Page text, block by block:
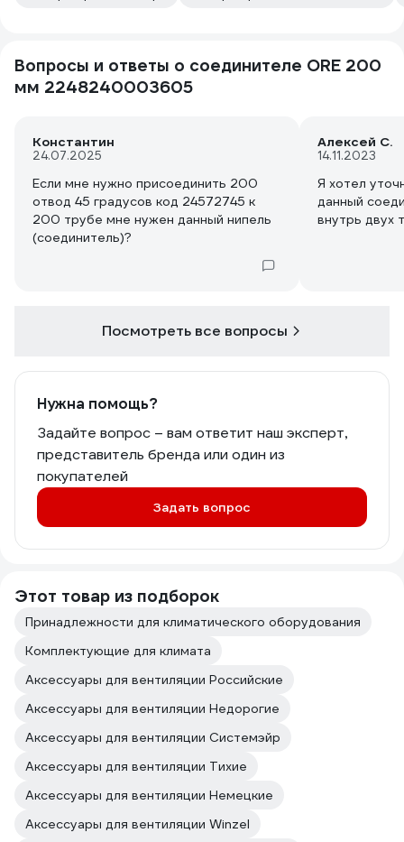
Вопросы и ответы о соединителе ORE 200
мм 2248240003605
Константин
24.07.2025
Если мне нужно присоединить 200
отвод 45 градусов код 24572745 к
200 трубе мне нужен данный нипель
(соединитель)?
Алексей С.
14.11.2023
Я хотел
данный
внутрь двух
Посмотреть все вопросы
Нужна помощь?
Задайте вопрос – вам ответит наш эксперт,
представитель бренда или один из
покупателей
Задать вопрос
Этот товар из подборок
Принадлежности для климатического оборудования
Комплектующие для климата
Аксессуары для вентиляции Российские
Аксессуары для вентиляции Недорогие
Аксессуары для вентиляции Системэйр
Аксессуары для вентиляции Тихие
Аксессуары для вентиляции Немецкие
Аксессуары для вентиляции Winzel